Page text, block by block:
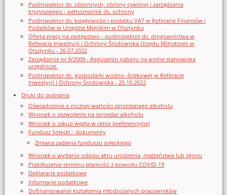
Podinspektor ds. obronnych, obrony cywilnej i zarządzania
kryzysowego - pełnomocnik ds. ochrony
Podinspektor ds. księgowości i podatku VAT w Referacie Finansów i
Podatków w Urzędzie Miejskim w Olsztynku
Oferta pracy na zastępstwo - podinspektor ds. drogownictwa w
Referacie Inwestycji i Ochrony Środowiska Urzędu Miejskiego w
Olsztynku - 26.07.2022
Zarządzenie nr 9/2009 - Regulamin naboru na wolne stanowiska
urzędnicze.
Podinspektor ds. gospodarki wodno–ściekowej w Referacie
Inwestycji i Ochrony Środowiska - 25.10.2022
Druki do pobrania
Oświadczenie o rocznej wartości sprzedanego alkoholu
Wniosek o zezwolenie na sprzedaz alkoholu
Wniosek o zakup węgla w cenie preferencyjnej
Fundusz Sołecki - dokumenty
Zmiana zadania funduszu sołeckiego
Wniosek o wydanie odpisu aktu urodzenia, małżeństwa lub zgonu
Przedłużenie terminu płatności z powodu COVID-19
Deklaracje podatkowe
Informacje podatkowe
Dofinansowanie kształcenia młodocianych pracowników